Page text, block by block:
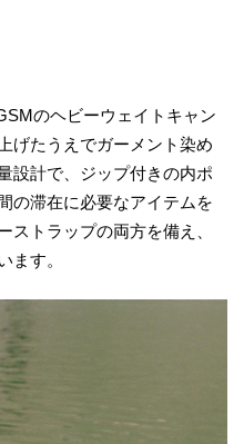
のヘビーウェイトキャン
げたうえでガーメント染め
設計で、ジップ付きの内ポ
の滞在に必要なアイテムを
ストラップの両方を備え、
ます。